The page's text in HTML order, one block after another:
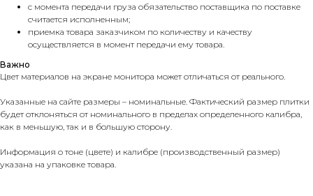
с момента передачи груза обязательство поставщика по поставке
считается исполненным;
приемка товара заказчиком по количеству и качеству
осуществляется в момент передачи ему товара.
Важно
Цвет материалов на экране монитора может отличаться от реального.
Указанные на сайте размеры – номинальные. Фактический размер плитки
будет отклоняться от номинального в пределах определенного калибра,
как в меньшую, так и в большую сторону.
Информация о тоне (цвете) и калибре (производственный размер)
указана на упаковке товара.